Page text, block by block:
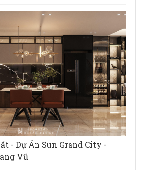
- Dự Án Sun Grand City -
Vũ